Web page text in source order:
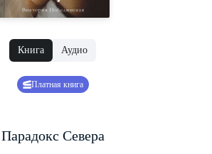
Книга Аудио
Платная книга
Парадокс Cевера